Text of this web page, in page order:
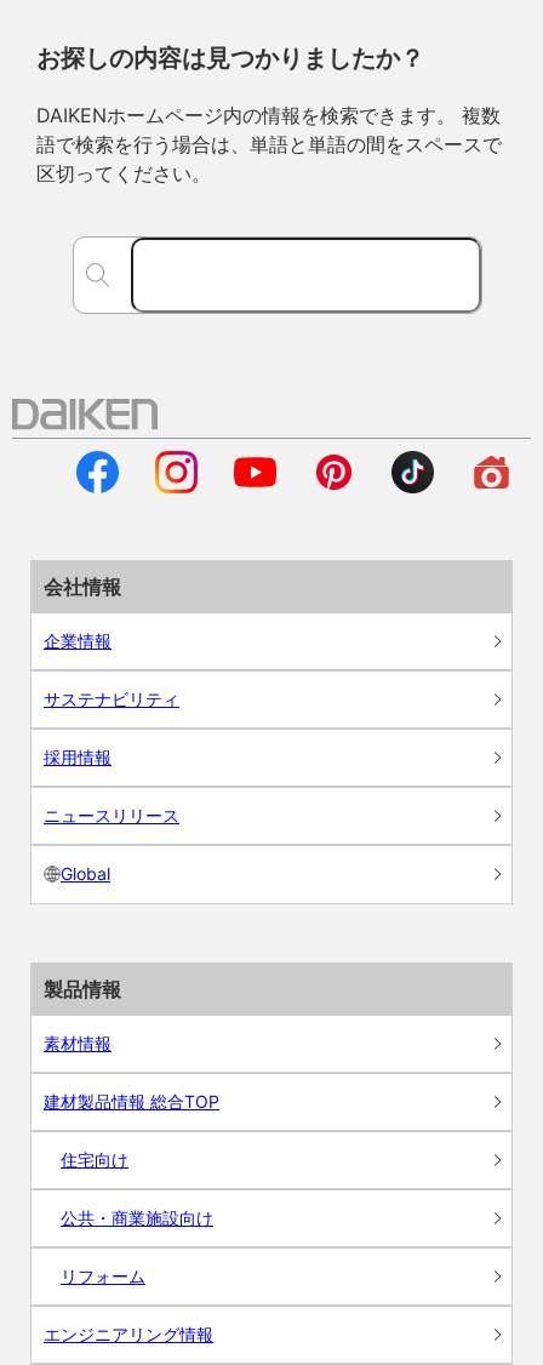
お探しの内容は見つかりましたか？
DAIKENホームページ内の情報を検索できます。 複数
語で検索を行う場合は、単語と単語の間をスペースで
区切ってください。
会社情報
企業情報
サステナビリティ
採用情報
ニュースリリース
Global
製品情報
素材情報
建材製品情報 総合TOP
住宅向け
公共・商業施設向け
リフォーム
エンジニアリング情報